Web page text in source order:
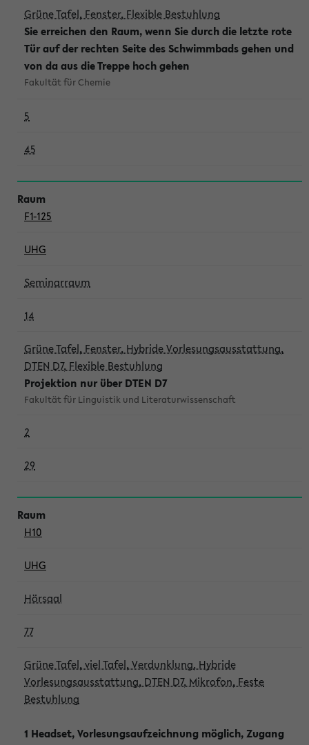
Grüne Tafel, Fenster, Flexible Bestuhlung
Sie erreichen den Raum, wenn Sie durch die letzte rote
Tür auf der rechten Seite des Schwimmbads gehen und
von da aus die Treppe hoch gehen
Fakultät für Chemie
5
45
F1-125
UHG
Seminarraum
14
Grüne Tafel, Fenster, Hybride Vorlesungsausstattung,
DTEN D7, Flexible Bestuhlung
Projektion nur über DTEN D7
Fakultät für Linguistik und Literaturwissenschaft
2
29
H10
UHG
Hörsaal
77
Grüne Tafel, viel Tafel, Verdunklung, Hybride
Vorlesungsausstattung, DTEN D7, Mikrofon, Feste
Bestuhlung
1 Headset, Vorlesungsaufzeichnung möglich, Zugang